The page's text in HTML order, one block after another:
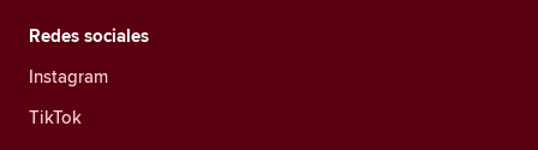
Redes sociales
Instagram
TikTok